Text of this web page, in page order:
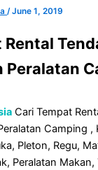
/June 1, 2019
Rental
Peralatan
Cari Tempat
Camping ,
Pleton, Regu,
Peralatan Makan,